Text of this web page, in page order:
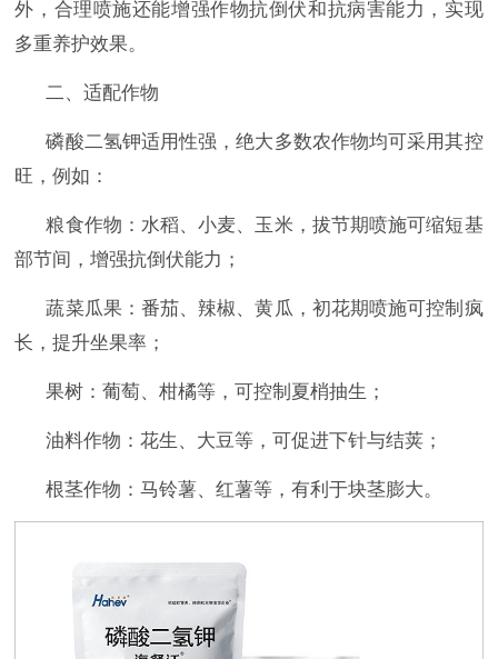
外，合理喷施还能增强作物抗倒伏和抗病害能力，实现
多重养护效果。
二、适配作物
磷酸二氢钾适用性强，绝大多数农作物均可采用其控
旺，例如：
粮食作物：水稻、小麦、玉米，拔节期喷施可缩短基
部节间，增强抗倒伏能力；
蔬菜瓜果：番茄、辣椒、黄瓜，初花期喷施可控制疯
长，提升坐果率；
果树：葡萄、柑橘等，可控制夏梢抽生；
油料作物：花生、大豆等，可促进下针与结荚；
根茎作物：马铃薯、红薯等，有利于块茎膨大。